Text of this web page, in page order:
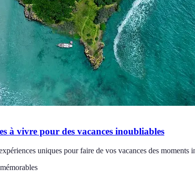
à vivre pour des vacances inoubliables
uniques pour faire de vos vacances des